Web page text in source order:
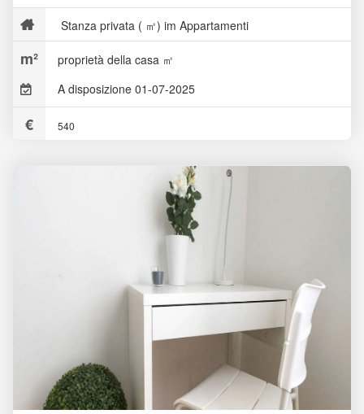
Stanza privata ( ㎡) im Appartamenti
proprietà della casa ㎡
A disposizione 01-07-2025
540